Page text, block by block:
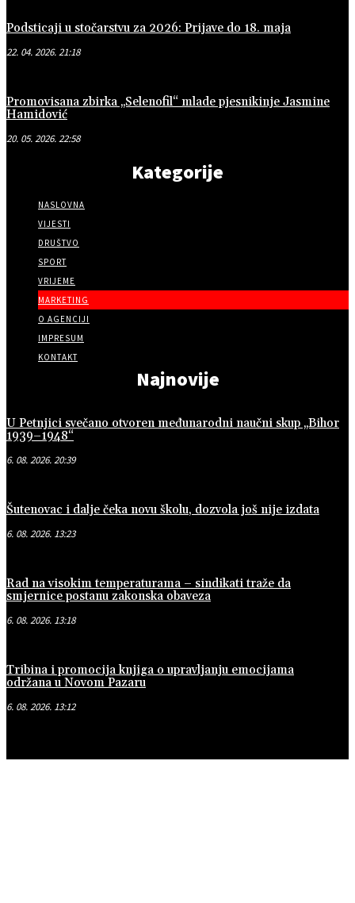
Podsticaji u stočarstvu za 2026: Prijave do 18. maja
22. 04. 2026. 21:18
Promovisana zbirka „Selenofil“ mlade pjesnikinje Jasmine
Hamidović
20. 05. 2026. 22:58
Kategorije
NASLOVNA
VIJESTI
DRUŠTVO
SPORT
VRIJEME
MARKETING
O AGENCIJI
IMPRESUM
KONTAKT
Najnovije
U Petnjici svečano otvoren međunarodni naučni skup „Bihor
1939–1948“
6. 08. 2026. 20:39
Šutenovac i dalje čeka novu školu, dozvola još nije izdata
6. 08. 2026. 13:23
Rad na visokim temperaturama – sindikati traže da
smjernice postanu zakonska obaveza
6. 08. 2026. 13:18
Tribina i promocija knjiga o upravljanju emocijama
održana u Novom Pazaru
6. 08. 2026. 13:12